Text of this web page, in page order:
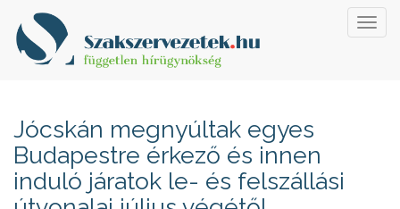
Jócskán megnyúltak egyes
Budapestre érkező és innen
induló járatok le- és felszállási